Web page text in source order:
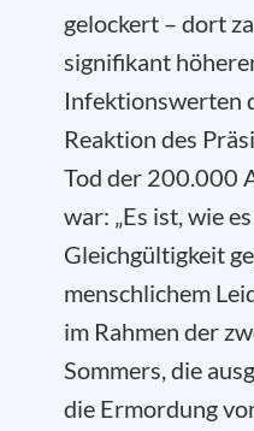
gelockert – dort
signifikant
Infektionswerten
Reaktion des
Tod der 200.000
war: „Es ist, wie
Gleichgültigkeit
menschlichem
im Rahmen der
Sommers, die
die Ermordung